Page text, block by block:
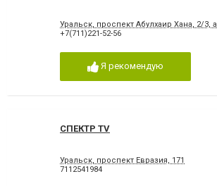
Уральск, проспект Абулхаир Хана, 2/3, а
+7(711)221-52-56
Я рекомендую
СПЕКТР TV
Уральск, проспект Евразия, 171
7112541984